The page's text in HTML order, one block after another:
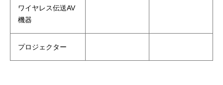
ワイヤレス伝送AV
機器
プロジェクター